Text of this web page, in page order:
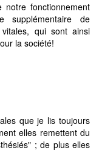
fonctionnement
supplémentaire de
qui sont ainsi
la société!
que je lis toujours
elles remettent du
; de plus elles